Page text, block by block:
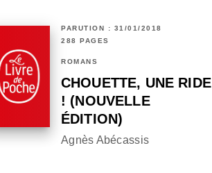
PARUTION : 31/01/2018
288 PAGES
ROMANS
CHOUETTE, UNE RIDE
! (NOUVELLE
ÉDITION)
Agnès Abécassis